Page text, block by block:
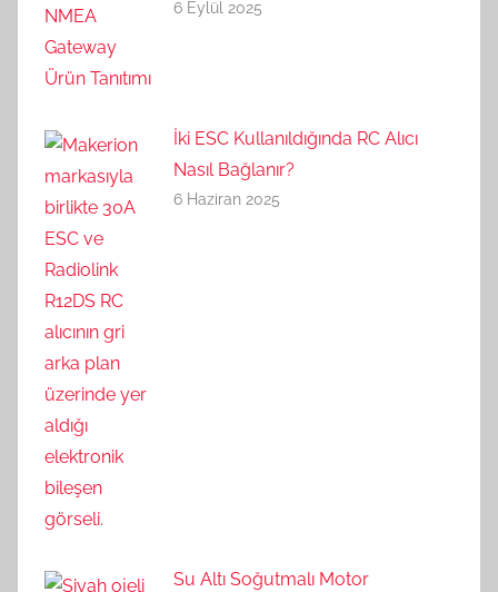
6 Eylül 2025
İki ESC Kullanıldığında RC Alıcı
Nasıl Bağlanır?
6 Haziran 2025
Su Altı Soğutmalı Motor